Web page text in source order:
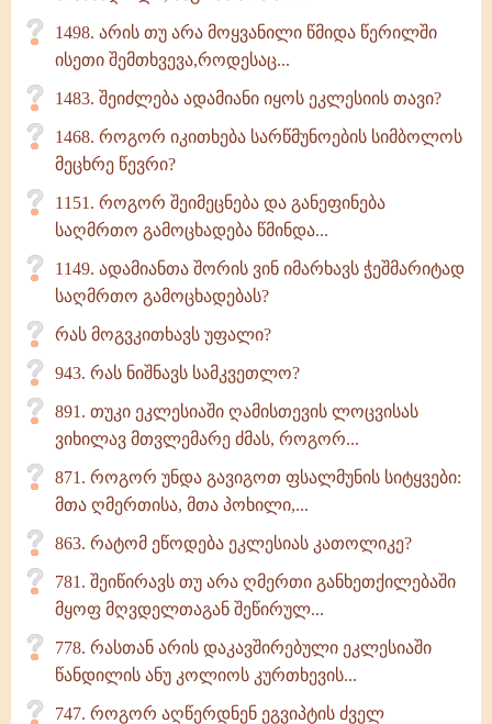
1498. არის თუ არა მოყვანილი წმიდა წერილში
ისეთი შემთხვევა,როდესაც...
1483. შეიძლება ადამიანი იყოს ეკლესიის თავი?
1468. როგორ იკითხება სარწმუნოების სიმბოლოს
მეცხრე წევრი?
1151. როგორ შეიმეცნება და განეფინება
საღმრთო გამოცხადება წმინდა...
1149. ადამიანთა შორის ვინ იმარხავს ჭეშმარიტად
საღმრთო გამოცხადებას?
რას მოგვკითხავს უფალი?
943. რას ნიშნავს სამკვეთლო?
891. თუკი ეკლესიაში ღამისთევის ლოცვისას
ვიხილავ მთვლემარე ძმას, როგორ...
871. როგორ უნდა გავიგოთ ფსალმუნის სიტყვები:
მთა ღმერთისა, მთა პოხილი,...
863. რატომ ეწოდება ეკლესიას კათოლიკე?
781. შეიწირავს თუ არა ღმერთი განხეთქილებაში
მყოფ მღვდელთაგან შეწირულ...
778. რასთან არის დაკავშირებული ეკლესიაში
წანდილის ანუ კოლიოს კურთხევის...
747. როგორ აღწერდნენ ეგვიპტის ძველ